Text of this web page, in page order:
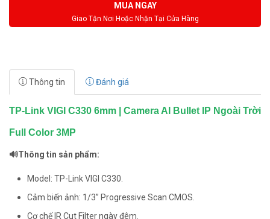
MUA NGAY
Giao Tận Nơi Hoặc Nhận Tại Cửa Hàng
Thông tin Đánh giá
TP-Link VIGI C330 6mm | Camera AI Bullet IP Ngoài Trời
Full Color 3MP
🔊Thông tin sản phẩm:
Model: TP-Link VIGI C330.
Cảm biến ảnh: 1/3” Progressive Scan CMOS.
Cơ chế IR Cut Filter ngày đêm.